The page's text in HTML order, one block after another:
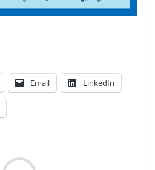
Email LinkedIn